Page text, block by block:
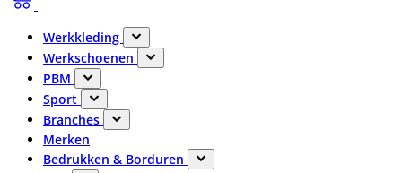
Werkkleding
Werkschoenen
PBM
Sport
Branches
Merken
Bedrukken & Borduren